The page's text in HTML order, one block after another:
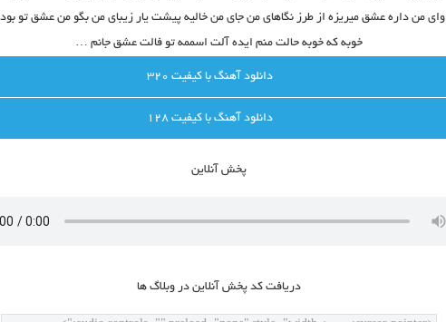
وای من داره عشق میریزه از طرز نگاهای من جای من خالیه پیشت یار زیبای من بگو من عشق تو
خوبه که خوبه حالت منم ایده آلت اسممه تو فالت عشق جانم …
دانلود آهنگ با کيفيت 320
دانلود آهنگ با کيفيت 128
پخش آنلاين
دريافت کد پخش آنلاين در وبلاگ ها